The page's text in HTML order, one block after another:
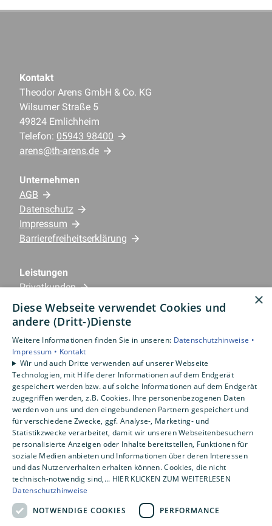
Kontakt
Theodor Arens GmbH & Co. KG
Wilsumer Straße 5
49824 Emlichheim
Telefon: 05943 98400
arens@th-arens.de
Unternehmen
AGB
Datenschutz
Impressum
Barrierefreiheitserklärung
Leistungen
Privatkunden
Gewerbekunden
Karriere
Unternehmen
Standorte
Emlichheim
×
Diese Webseite verwendet Cookies und
andere (Dritt-)Dienste
Weitere Informationen finden Sie in unseren: Datenschutzhinweise •
Impressum • Kontakt
Wir und auch Dritte verwenden auf unserer Webseite
Technologien, mit Hilfe derer Informationen auf dem Endgerät
gespeichert werden bzw. auf solche Informationen auf dem Endgerät
zugegriffen werden, z.B. Cookies. Ihre personenbezogenen Daten
werden von uns und den eingebundenen Partnern gespeichert und
für verschiedene Zwecke, ggf. Analyse-, Marketing- und
Statistikzwecke verarbeitet, damit wir unseren Webseitenbesuchern
personalisierte Anzeigen oder Inhalte bereitstellen, Funktionen für
soziale Medien anbieten und Informationen über deren Interessen
und das Nutzerverhalten erhalten können. Cookies, die nicht
technisch-notwendig sind,... HIER KLICKEN ZUM WEITERLESEN
Datenschutzhinweise
NOTWENDIGE COOKIES
PERFORMANCE